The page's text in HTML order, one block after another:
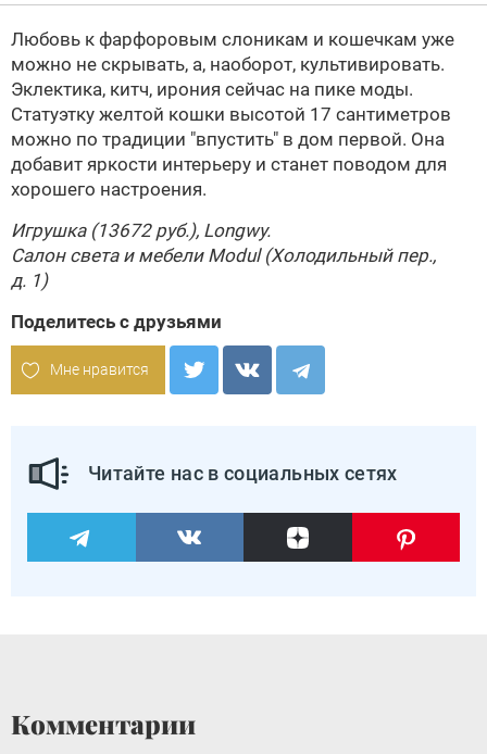
Любовь к фарфоровым слоникам и кошечкам уже
можно не скрывать, а, наоборот, культивировать.
Эклектика, китч, ирония сейчас на пике моды.
Статуэтку желтой кошки высотой 17 сантиметров
можно по традиции "впустить" в дом первой. Она
добавит яркости интерьеру и станет поводом для
хорошего настроения.
Игрушка (13672 руб.), Longwy.
Салон света и мебели Modul(Холодильный пер.,
д. 1)
Поделитесь с друзьями
Мне нравится
Читайте нас в социальных сетях
Комментарии